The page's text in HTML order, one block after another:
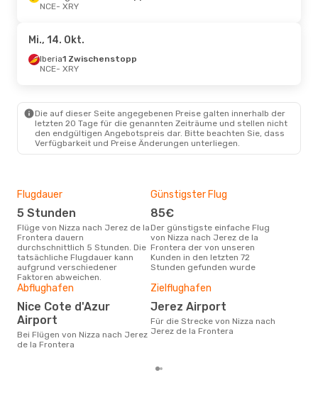
Vueling1 Zwischenstopp
XRY - NCE
NCE- XRY
Mi., 14. Okt.
Iberia1 Zwischenstopp
NCE- XRY
Die auf dieser Seite angegebenen Preise galten innerhalb der
letzten 20 Tage für die genannten Zeiträume und stellen nicht
den endgültigen Angebotspreis dar. Bitte beachten Sie, dass
Verfügbarkeit und Preise Änderungen unterliegen.
Flugdauer
5 Stunden
Flüge von Nizza nach Jerez de la
Frontera dauern
durchschnittlich 5 Stunden. Die
tatsächliche Flugdauer kann
aufgrund verschiedener
Faktoren abweichen.
Günstigster Flug
85€
Der günstigste einfache Flug
von Nizza nach Jerez de la
Frontera der von unseren
Kunden in den letzten 72
Stunden gefunden wurde
Abflughafen
Nice Cote d'Azur
Airport
Bei Flügen von Nizza nach Jerez
de la Frontera
Zielflughafen
Jerez Airport
Für die Strecke von Nizza nach
Jerez de la Frontera